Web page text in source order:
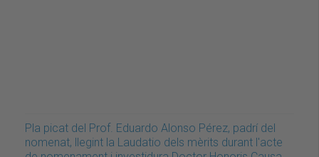
Pla picat del Prof. Eduardo Alonso Pérez, padrí del
nomenat, llegint la Laudatio dels mèrits durant l'acte